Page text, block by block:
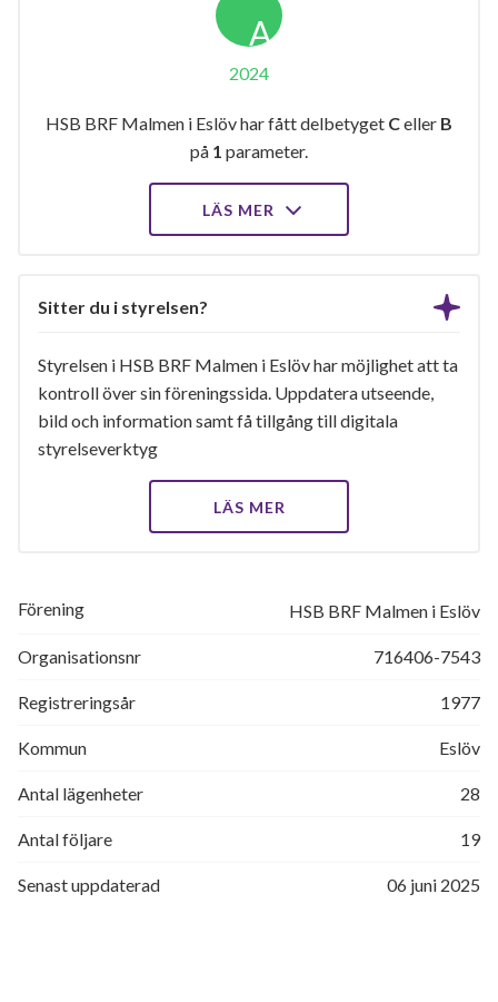
A
2024
HSB BRF Malmen i Eslöv har fått delbetyget Celler B
på 1 parameter.
LÄS MER
Sitter du i styrelsen?
Styrelsen i HSB BRF Malmen i Eslöv har möjlighet att ta
kontroll över sin föreningssida. Uppdatera utseende,
bild och information samt få tillgång till digitala
styrelseverktyg
LÄS MER
Förening HSB BRF Malmen i Eslöv
Organisationsnr 716406-7543
Registreringsår 1977
Kommun Eslöv
Antal lägenheter 28
Antal följare 19
Senast uppdaterad 06 juni 2025